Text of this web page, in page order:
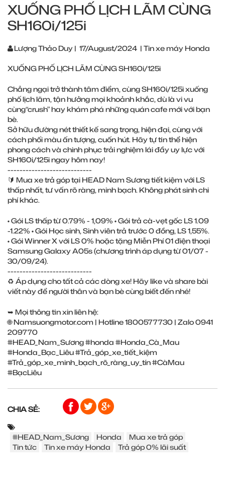
XUỐNG PHỐ LỊCH LÃM CÙNG
SH160i/125i
Lượng Thảo Duy | 17/August/2024 | Tin xe máy Honda
XUỐNG PHỐ LỊCH LÃM CÙNG SH160i/125i
Chẳng ngại trở thành tâm điểm, cùng SH160i/125i xuống
phố lịch lãm, tận hưởng mọi khoảnh khắc, dù là vi vu
cùng“crush” hay khám phá những quán cafe mới với bạn
bè.
Sở hữu đường nét thiết kế sang trọng, hiện đại, cùng với
cách phối màu ấn tượng, cuốn hút. Hãy tự tin thể hiện
phong cách và chinh phục trải nghiệm lái đầy uy lực với
SH160i/125i ngay hôm nay!
----------------------------
🔰 Mua xe trả góp tại HEAD Nam Sương tiết kiệm với LS
thấp nhất, tư vấn rõ ràng, minh bạch. Không phát sinh chi
phí khác.
• Gói LS thấp từ 0.79% - 1,09% • Gói trả cà-vẹt gốc LS 1.09
-1.22% • Gói Học sinh, Sinh viên trả trước 0 đồng, LS 1,55%.
• Gói Winner X với LS 0% hoặc tặng Miễn Phí 01 điện thoại
Samsung Galaxy A05s (chương trình áp dụng từ 01/07 -
30/09/24).
----------------------------
♻️ Áp dụng cho tất cả các dòng xe! Hãy like và share bài
viết này để người thân và bạn bè cùng biết đến nhé!
➥ Mọi thông tin xin liên hệ:
🌐 Namsuongmotor.com | Hotline 1800577730 | Zalo 0941
209770
#HEAD_Nam_Sương #honda #Honda_Cà_Mau
#Honda_Bạc_Liêu #Trả_góp_xe_tiết_kiệm
#Trả_góp_xe_minh_bạch_rõ_ràng_uy_tín #CàMau
#BạcLiêu
CHIA SẺ:
#HEAD_Nam_Sương Honda
Mua xe trả góp
Tin tức
Tin xe máy Honda Trả góp 0% lãi suất